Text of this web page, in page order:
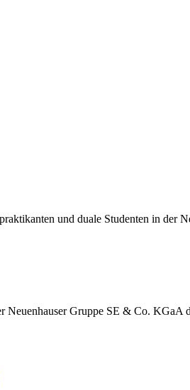
und duale Studenten in der
Gruppe SE & Co. KGaA